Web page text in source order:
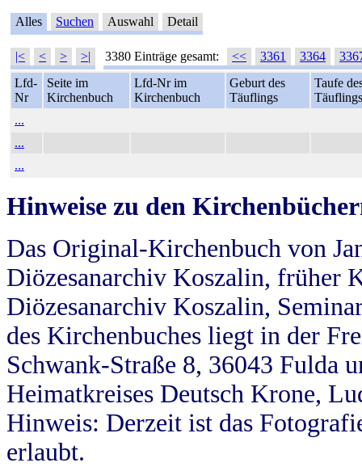
Alles Suchen Auswahl Detail
|< < > >| 3380 Einträge gesamt: << 3361 3364
Lfd-
Nr
Seite im
Kirchenbuch
Lfd-Nr im
Kirchenbuch
Geburt des
Täuflings
Taufe
Täuflings
...
...
...
Hinweise zu den
Das Original-Kirchenbuch von
Diözesanarchiv Koszalin, früher
Diözesanarchiv Koszalin,
des Kirchenbuches liegt in der
Schwank-Straße 8, 36043 Fulda
Heimatkreises Deutsch Krone,
Hinweis: Derzeit ist das
erlaubt.